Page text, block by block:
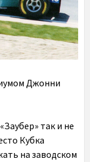
Джонни
так и не
Кубка
на заводском